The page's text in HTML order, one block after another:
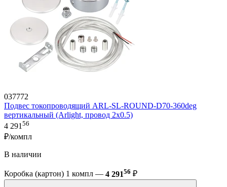
037772
Подвес токопроводящий ARL-SL-ROUND-D70-360deg
вертикальный (Arlight, провод 2x0.5)
4 29156
₽/компл
В наличии
Коробка (картон) 1 компл — 4 29156 ₽